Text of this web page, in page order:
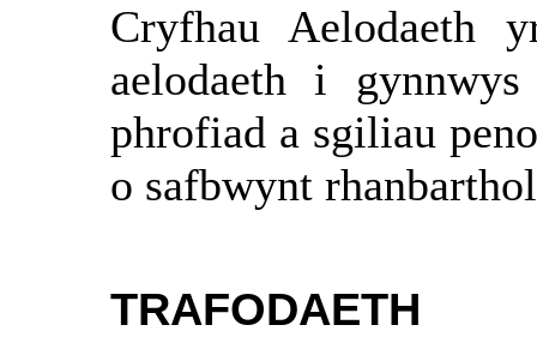
Cryfhau Aelodaeth
aelodaeth i
phrofiad a sgiliau
o safbwynt
TRAFODAETH